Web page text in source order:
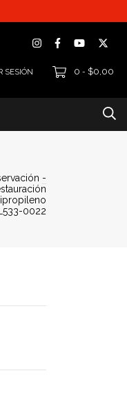
SESIÓN 0 - $0,00
-
0022